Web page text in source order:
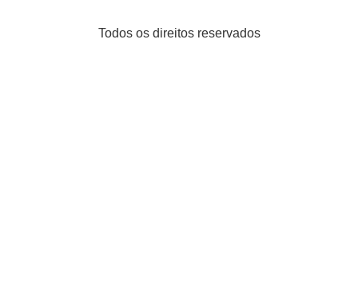
Todos os direitos reservados